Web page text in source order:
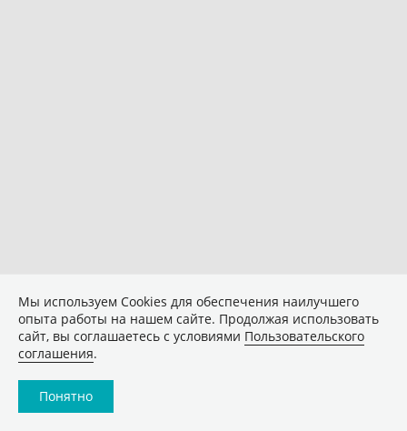
Мы используем Сookies для обеспечения наилучшего
опыта работы на нашем сайте. Продолжая использовать
сайт, вы соглашаетесь с условиями Пользовательского
соглашения.
Понятно